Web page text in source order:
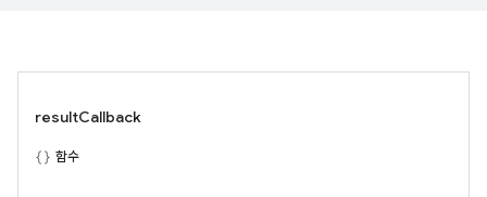
resultCallback
함수